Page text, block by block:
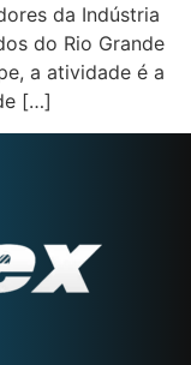
da Indústria
do Rio Grande
a atividade é a
[…]